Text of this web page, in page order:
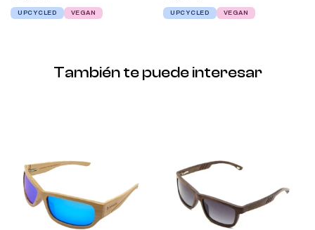
UPCYCLED VEGAN UPCYCLED VEGAN
También te puede interesar